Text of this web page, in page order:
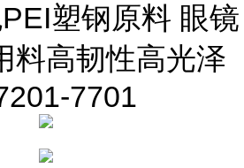
塑钢原料 眼镜
料高韧性高光泽
7701